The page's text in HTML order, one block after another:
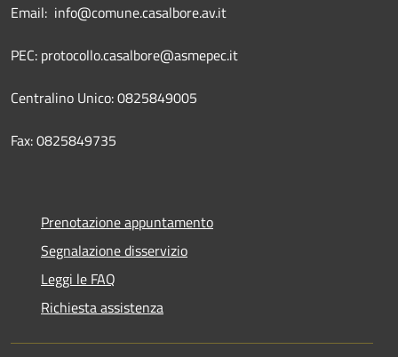
Email: info@comune.casalbore.av.it
PEC: protocollo.casalbore@asmepec.it
Centralino Unico: 0825849005
Fax: 0825849735
Prenotazione appuntamento
Segnalazione disservizio
Leggi le FAQ
Richiesta assistenza